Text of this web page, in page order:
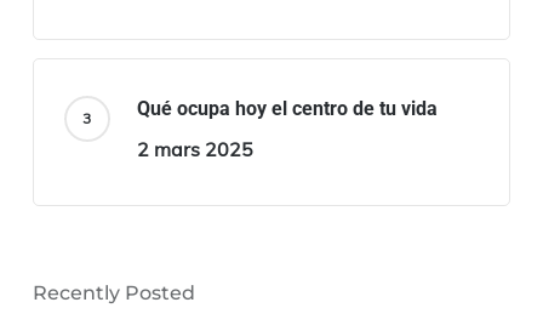
Qué ocupa hoy el centro de tu vida
2 mars 2025
Recently Posted